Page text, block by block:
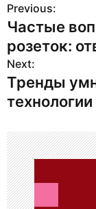
Н
а
в
и
а
ц
и
Previous:
Частые
розеток:
Next:
Тренды